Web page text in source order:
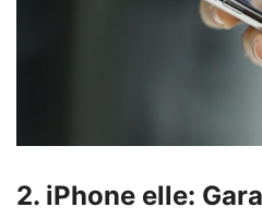
2. iPhone elle: